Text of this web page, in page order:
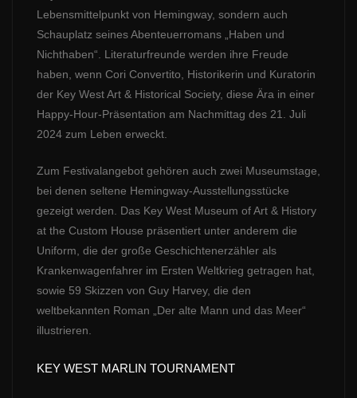
Lebensmittelpunkt von Hemingway, sondern auch
Schauplatz seines Abenteuerromans „Haben und
Nichthaben“. Literaturfreunde werden ihre Freude
haben, wenn Cori Convertito, Historikerin und Kuratorin
der Key West Art & Historical Society, diese Ära in einer
Happy-Hour-Präsentation am Nachmittag des 21. Juli
2024 zum Leben erweckt.
Zum Festivalangebot gehören auch zwei Museumstage,
bei denen seltene Hemingway-Ausstellungsstücke
gezeigt werden. Das Key West Museum of Art & History
at the Custom House präsentiert unter anderem die
Uniform, die der große Geschichtenerzähler als
Krankenwagenfahrer im Ersten Weltkrieg getragen hat,
sowie 59 Skizzen von Guy Harvey, die den
weltbekannten Roman „Der alte Mann und das Meer“
illustrieren.
KEY WEST MARLIN TOURNAMENT